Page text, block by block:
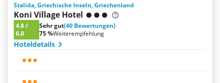
Stalida, Griechische Inseln, Griechenland
Koni Village Hotel
4.8/
6.0
Sehr gut(40 Bewertungen)
75 %Weiterempfehlung
Hoteldetails